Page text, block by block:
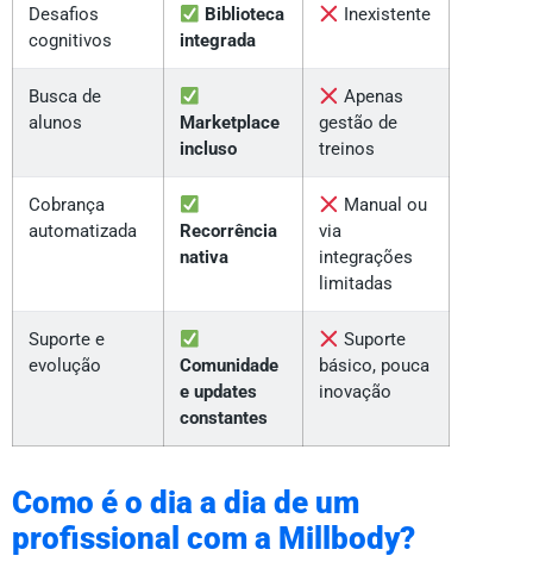
Desafios
cognitivos
Biblioteca
integrada
Inexistente
Busca de
alunos
Marketplace
incluso
Apenas
gestão de
treinos
Cobrança
automatizada
Recorrência
nativa
Manual ou
via
integrações
limitadas
Suporte e
evolução
Comunidade
e updates
constantes
Suporte
básico, pouca
inovação
Como é o dia a dia de um
profissional com a Millbody?